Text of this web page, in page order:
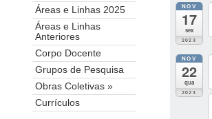
Áreas e Linhas 2025
Áreas e Linhas
Anteriores
Corpo Docente
Grupos de Pesquisa
Obras Coletivas »
Currículos
NOV
17
sex
2023
NOV
22
qua
2023